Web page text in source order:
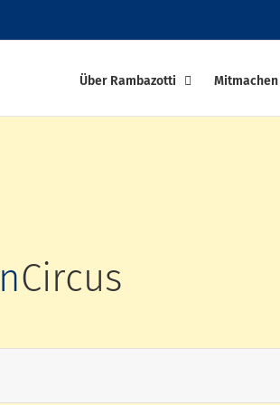
Über Rambazotti Mitmachen
Circus